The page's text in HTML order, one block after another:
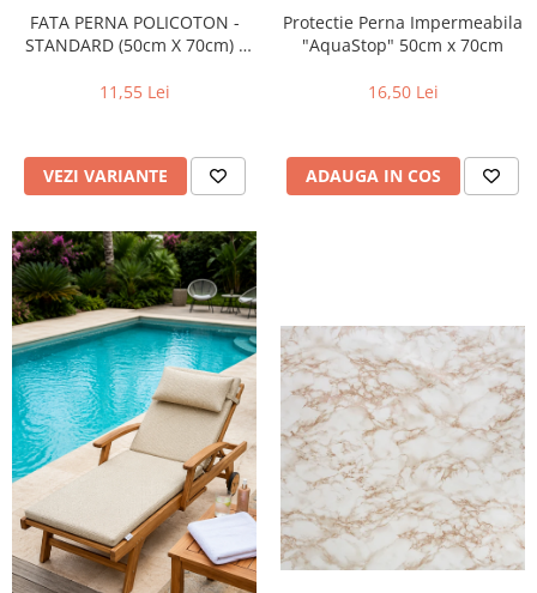
FATA PERNA POLICOTON -
STANDARD (50cm X 70cm) -
11,55 Lei
VEZI VARIANTE
Protectie Perna Impermeabila
"AquaStop" 50cm x 70cm
16,50 Lei
ADAUGA IN COS